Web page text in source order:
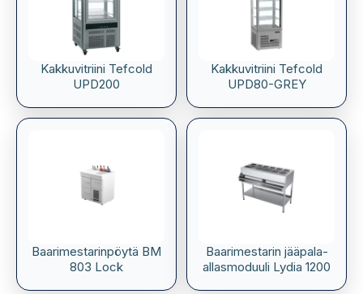
Kakkuvitriini Tefcold
UPD200
Kakkuvitriini Tefcold
UPD80-GREY
Baarimestarinpöytä BM
803 Lock
Baarimestarin jääpala-
allasmoduuli Lydia 1200